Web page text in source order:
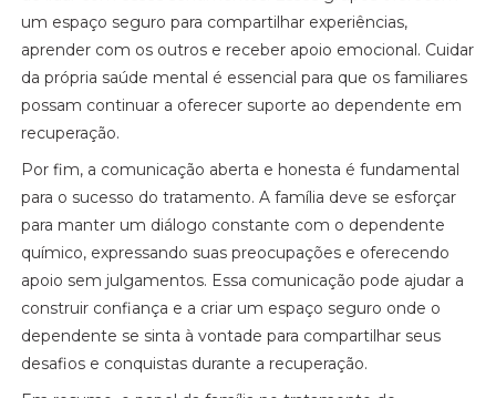
um espaço seguro para compartilhar experiências,
aprender com os outros e receber apoio emocional. Cuidar
da própria saúde mental é essencial para que os familiares
possam continuar a oferecer suporte ao dependente em
recuperação.
Por fim, a comunicação aberta e honesta é fundamental
para o sucesso do tratamento. A família deve se esforçar
para manter um diálogo constante com o dependente
químico, expressando suas preocupações e oferecendo
apoio sem julgamentos. Essa comunicação pode ajudar a
construir confiança e a criar um espaço seguro onde o
dependente se sinta à vontade para compartilhar seus
desafios e conquistas durante a recuperação.